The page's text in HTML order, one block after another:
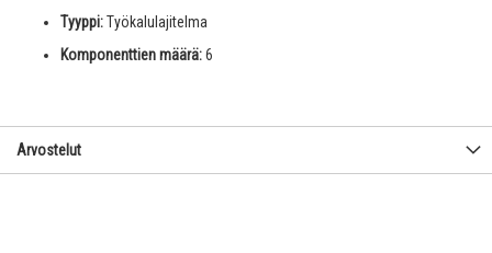
Tyyppi:Työkalulajitelma
Komponenttien määrä:6
Arvostelut